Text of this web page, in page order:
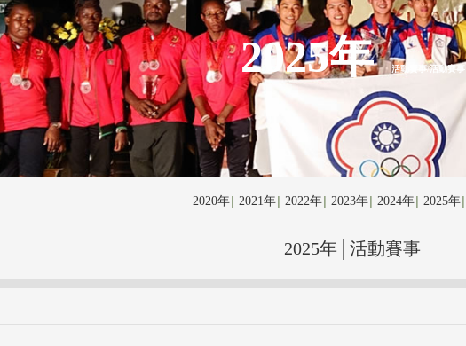
2025年 活動賽事/活動賽事
2020年│ 2021年│ 2022年│ 2023年│ 2024年│ 2025年│
2025年│活動賽事